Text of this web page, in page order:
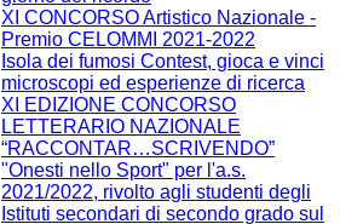
XI CONCORSO Artistico Nazionale -
Premio CELOMMI 2021-2022
Isola dei fumosi Contest, gioca e vinci
microscopi ed esperienze di ricerca
XI EDIZIONE CONCORSO
LETTERARIO NAZIONALE
“RACCONTAR…SCRIVENDO”
"Onesti nello Sport" per l'a.s.
2021/2022, rivolto agli studenti degli
Istituti secondari di secondo grado sul